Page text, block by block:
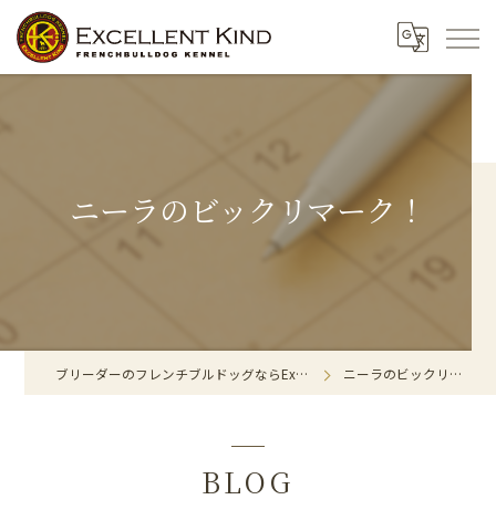
ニーラのビックリマーク！
ブリーダーのフレンチブルドッグならExcellent Kind ニーラのビックリマーク！
BLOG